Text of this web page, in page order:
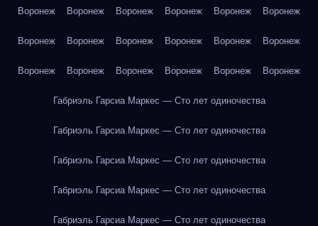
Воронеж Воронеж Воронеж Воронеж Воронеж Воронеж
Воронеж Воронеж Воронеж Воронеж Воронеж Воронеж
Воронеж Воронеж Воронеж Воронеж Воронеж Воронеж
Габриэль Гарсиа Маркес — Сто лет одиночества
Габриэль Гарсиа Маркес — Сто лет одиночества
Габриэль Гарсиа Маркес — Сто лет одиночества
Габриэль Гарсиа Маркес — Сто лет одиночества
Габриэль Гарсиа Маркес — Сто лет одиночества